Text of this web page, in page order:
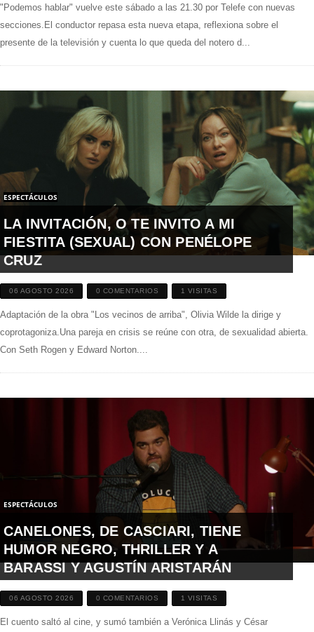
"Podemos hablar" vuelve este sábado a las 21.30 por Telefe con nuevas
secciones.El conductor repasa esta nueva etapa, reflexiona sobre el
presente de la televisión y cuenta lo que queda del notero d...
ESPECTÁCULOS
LA INVITACIÓN, O TE INVITO A MI
FIESTITA (SEXUAL) CON PENÉLOPE
CRUZ
06 AGOSTO 2026 0 COMENTARIOS 1 VISITAS
Adaptación de la obra "Los vecinos de arriba", Olivia Wilde la dirige y
coprotagoniza.Una pareja en crisis se reúne con otra, de sexualidad abierta.
Con Seth Rogen y Edward Norton....
ESPECTÁCULOS
CANELONES, DE CASCIARI, TIENE
HUMOR NEGRO, THRILLER Y A
BARASSI Y AGUSTÍN ARISTARÁN
06 AGOSTO 2026 0 COMENTARIOS 1 VISITAS
El cuento saltó al cine, y sumó también a Verónica Llinás y César